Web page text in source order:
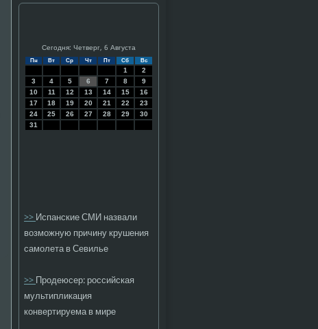
Сегодня: Четверг, 6 Августа
Пн Вт Ср Чт Пт Сб Вс
1
2
3
4 5 6 7 8
9
10
11 12 13 14 15
16
17
18 19 20 21 22
23
24
25 26 27 28 29
30
31
>>Испанские СМИ назвали
возможную причину крушения
самолета в Севилье
>>Продеюсер: российская
мультипликация
конвертируема в мире